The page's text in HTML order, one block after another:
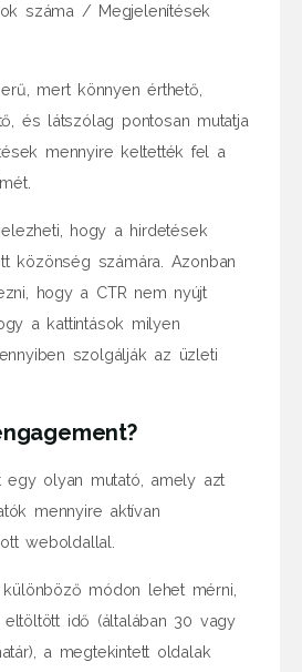
száma / Megjelenítések
mert könnyen érthető,
és látszólag pontosan mutatja
mennyire keltették fel a
hogy a hirdetések
közönség számára. Azonban
hogy a CTR nem nyújt
a kattintások milyen
szolgálják az üzleti
egy olyan mutató, amely azt
mennyire aktívan
weboldallal.
módon lehet mérni,
idő (általában 30 vagy
a megtekintett oldalak